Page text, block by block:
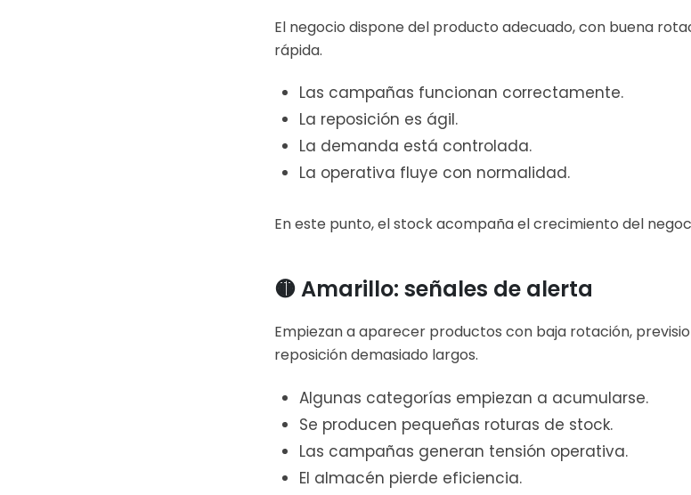
El negocio dispone del producto adecuado, con buena
rápida.
Las campañas funcionan correctamente.
La reposición es ágil.
La demanda está controlada.
La operativa fluye con normalidad.
En este punto, el stock acompaña el crecimiento del
🟡 Amarillo: señales de alerta
Empiezan a aparecer productos con baja rotación,
reposición demasiado largos.
Algunas categorías empiezan a acumularse.
Se producen pequeñas roturas de stock.
Las campañas generan tensión operativa.
El almacén pierde eficiencia.